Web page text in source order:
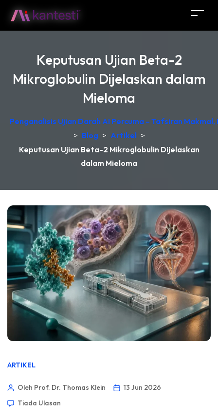
Keputusan Ujian Beta-2
Mikroglobulin Dijelaskan dalam
Mieloma
Penganalisis Ujian Darah AI Percuma – Tafsiran
> Blog > Artikel >
Keputusan Ujian Beta-2 Mikroglobulin Dijelaskan
dalam Mieloma
ARTIKEL
Oleh Prof. Dr. Thomas Klein
13 Jun 2026
Tiada Ulasan